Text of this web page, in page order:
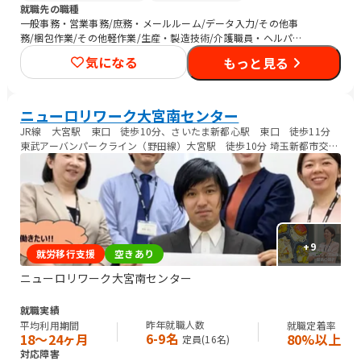
就職先の職種
一般事務・営業事務/庶務・メールルーム/データ入力/その他事
務/梱包作業/その他軽作業/生産・製造技術/介護職員・ヘルパー/
清掃/その他
気になる もっと見る
ニューロリワーク大宮南センター
JR線 大宮駅 東口 徒歩10分、さいたま新都心駅 東口 徒歩11分
東武アーバンパークライン（野田線）大宮駅 徒歩10分 埼玉新都市交
通 伊奈線 ニューシャトル 大宮駅 徒歩12分
+9
就労移行支援 空きあり
ニューロリワーク大宮南センター
就職実績
平均利用期間
18〜24ヶ月
昨年就職人数
6-9名 定員(16名)
就職定着率
80%以上
対応障害